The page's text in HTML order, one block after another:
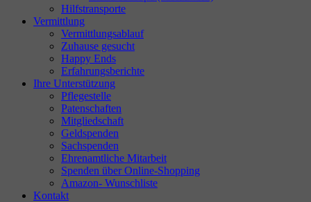
Hilfstransporte
Vermittlung
Vermittlungsablauf
Zuhause gesucht
Happy Ends
Erfahrungsberichte
Ihre Unterstützung
Pflegestelle
Patenschaften
Mitgliedschaft
Geldspenden
Sachspenden
Ehrenamtliche Mitarbeit
Spenden über Online-Shopping
Amazon- Wunschliste
Kontakt